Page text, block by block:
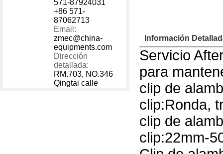
571-87924031
+86 571-
87062713
Email:
zmec@china-
equipments.com
Dirección
detallada:
RM.703, NO.346
Qingtai calle
Información
Servicio
para
clip de
clip:Ronda,
clip de
clip:22mm-